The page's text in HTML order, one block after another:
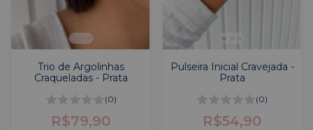
Trio de Argolinhas
Craqueladas - Prata
(0)
R$79,90
Pulseira Inicial Cravejada -
Prata
(0)
R$54,90